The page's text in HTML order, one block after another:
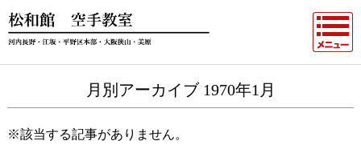
月別アーカイブ 1970年1月
※該当する記事がありません。